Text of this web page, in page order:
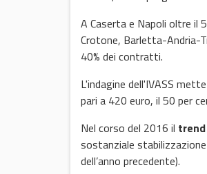
A Caserta e Napoli oltre il
Crotone, Barletta-Andria-
40% dei contratti.
L'indagine dell'IVASS
pari a 420 euro, il 50 per
Nel corso del 2016 il
sostanziale stabilizzazione
dell’anno precedente).